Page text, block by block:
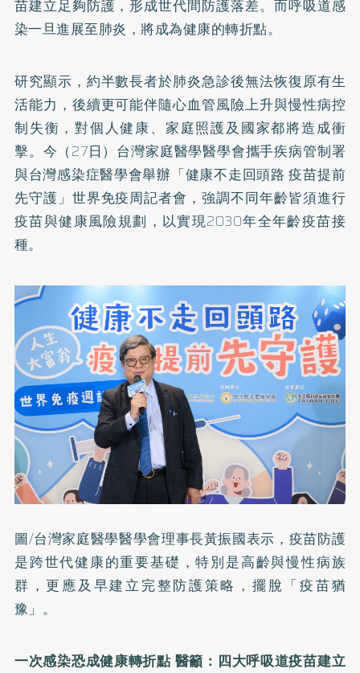
苗建立足夠防護，形成世代間防護落差。而呼吸道感
染一旦進展至肺炎，將成為健康的轉折點。
研究顯示，約半數長者於肺炎急診後無法恢復原有生
活能力，後續更可能伴隨心血管風險上升與慢性病控
制失衡，對個人健康、家庭照護及國家都將造成衝
擊。今（27日）台灣家庭醫學醫學會攜手疾病管制署
與台灣感染症醫學會舉辦「健康不走回頭路 疫苗提前
先守護」世界免疫周記者會，強調不同年齡皆須進行
疫苗與健康風險規劃，以實現2030年全年齡疫苗接
種。
圖/台灣家庭醫學醫學會理事長黃振國表示，疫苗防護
是跨世代健康的重要基礎，特別是高齡與慢性病族
群，更應及早建立完整防護策略，擺脫「疫苗猶
豫」。
一次感染恐成健康轉折點 醫籲：四大呼吸道疫苗建立